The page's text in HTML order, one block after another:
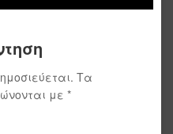
Τα
με *